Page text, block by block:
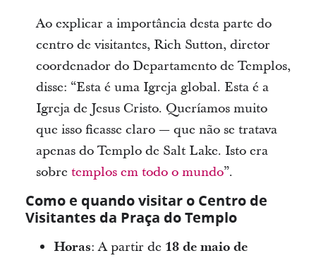
Ao explicar a importância desta parte do
centro de visitantes, Rich Sutton, diretor
coordenador do Departamento de Templos,
disse: “Esta é uma Igreja global. Esta é a
Igreja de Jesus Cristo. Queríamos muito
que isso ficasse claro — que não se tratava
apenas do Templo de Salt Lake. Isto era
sobre templos em todo o mundo”.
Como e quando visitar o Centro de
Visitantes da Praça do Templo
Horas: A partir de 18 de maio de